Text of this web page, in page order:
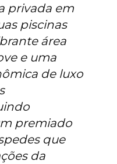
privada em
piscinas
área
e uma
de luxo
premiado
que
da